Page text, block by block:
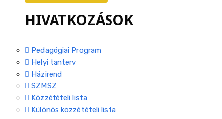
HIVATKOZÁSOK
Pedagógiai Program
Helyi tanterv
Házirend
SZMSZ
Közzétételi lista
Különös közzétételi lista